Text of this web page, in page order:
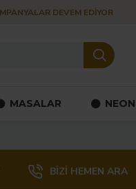
DEVEM EDIYOR
MASALAR
BIZI HEMEN ARA